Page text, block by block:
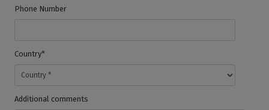
Phone Number
Country*
Additional comments